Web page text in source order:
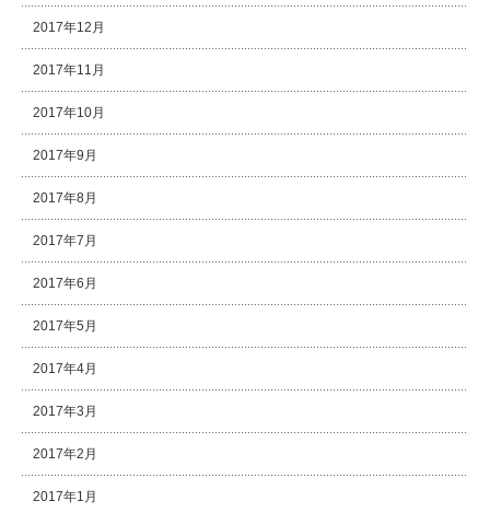
2017年12月
2017年11月
2017年10月
2017年9月
2017年8月
2017年7月
2017年6月
2017年5月
2017年4月
2017年3月
2017年2月
2017年1月